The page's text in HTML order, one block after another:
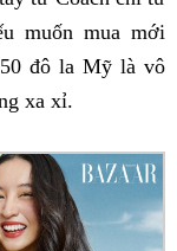
muốn mua mới
đô la Mỹ là vô
xa xỉ.